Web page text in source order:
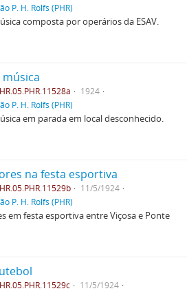
P. H. Rolfs (PHR)
composta por operários da ESAV.
música
1924
P. H. Rolfs (PHR)
em parada em local desconhecido.
na festa esportiva
11/5/1924
P. H. Rolfs (PHR)
em festa esportiva entre Viçosa e Ponte
11/5/1924